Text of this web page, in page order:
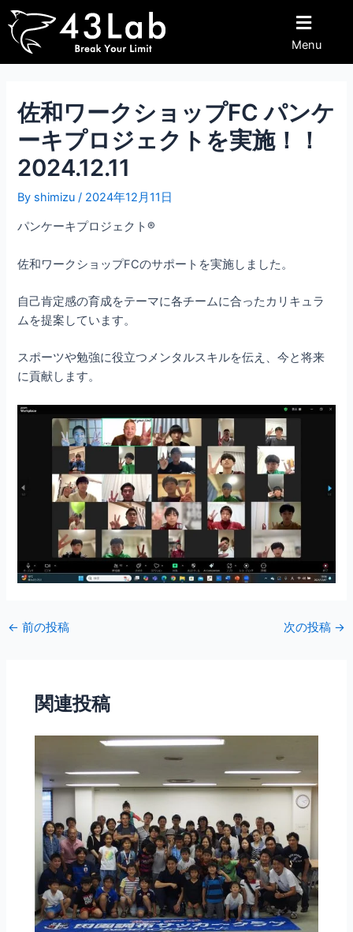
内
容
ス
Menu
佐和ワークショップFC パンケ
ーキプロジェクトを実施！！
2024.12.11
By shimizu/ 2024年12月11日
パンケーキプロジェクト®︎
佐和ワークショップFCのサポートを実施しました。
自己肯定感の育成をテーマに各チームに合ったカリキュラ
ムを提案しています。
スポーツや勉強に役立つメンタルスキルを伝え、今と将来
に貢献します。
Post
navigation
← 前の投稿 次の投稿 →
関連投稿